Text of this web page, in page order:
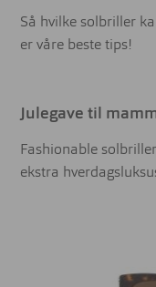
Så hvilke solbriller
er våre beste tips!
Julegave til
Fashionable
ekstra